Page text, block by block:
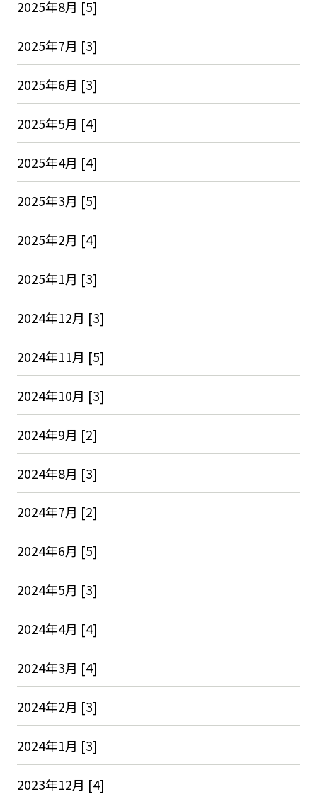
2025年8月 [5]
2025年7月 [3]
2025年6月 [3]
2025年5月 [4]
2025年4月 [4]
2025年3月 [5]
2025年2月 [4]
2025年1月 [3]
2024年12月 [3]
2024年11月 [5]
2024年10月 [3]
2024年9月 [2]
2024年8月 [3]
2024年7月 [2]
2024年6月 [5]
2024年5月 [3]
2024年4月 [4]
2024年3月 [4]
2024年2月 [3]
2024年1月 [3]
2023年12月 [4]